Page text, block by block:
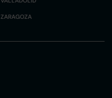
ZARAGOZA